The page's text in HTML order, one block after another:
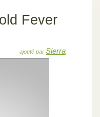
Fever
ajouté par Sierra